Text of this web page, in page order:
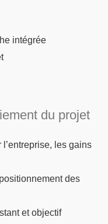
intégrée
du projet
les gains
des
et objectif